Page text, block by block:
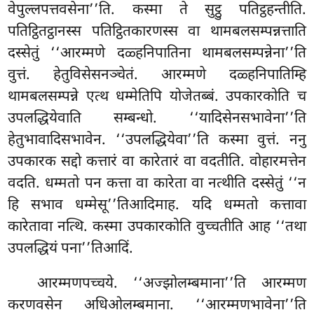
वेपुल्लपत्तवसेना’’ति. कस्मा ते सुट्ठु पतिट्ठहन्तीति.
पतिट्ठितट्ठानस्स पतिट्ठितकारणस्स वा थामबलसम्पन्नत्ताति
दस्सेतुं ‘‘आरम्मणे दळ्हनिपातिना थामबलसम्पन्नेना’’ति
वुत्तं. हेतुविसेसनञ्चेतं. आरम्मणे दळ्हनिपातिम्हि
थामबलसम्पन्ने एत्थ धम्मेतिपि योजेतब्बं. उपकारकोति च
उपलद्धियेवाति सम्बन्धो. ‘‘यादिसेनसभावेना’’ति
हेतुभावादिसभावेन. ‘‘उपलद्धियेवा’’ति कस्मा वुत्तं. ननु
उपकारक सद्दो कत्तारं वा कारेतारं वा वदतीति. वोहारमत्तेन
वदति. धम्मतो पन कत्ता वा कारेता वा नत्थीति दस्सेतुं ‘‘न
हि सभाव धम्मेसू’’तिआदिमाह. यदि धम्मतो कत्तावा
कारेतावा नत्थि. कस्मा उपकारकोति वुच्चतीति आह ‘‘तथा
उपलद्धियं पना’’तिआदिं.
आरम्मणपच्चये. ‘‘अज्झोलम्बमाना’’ति आरम्मण
करणवसेन अधिओलम्बमाना. ‘‘आरम्मणभावेना’’ति